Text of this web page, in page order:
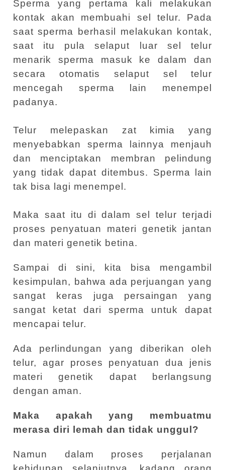
Sperma yang pertama kali melakukan
kontak akan membuahi sel telur. Pada
saat sperma berhasil melakukan kontak,
saat itu pula selaput luar sel telur
menarik sperma masuk ke dalam dan
secara otomatis selaput sel telur
mencegah sperma lain menempel
padanya.
Telur melepaskan zat kimia yang
menyebabkan sperma lainnya menjauh
dan menciptakan membran pelindung
yang tidak dapat ditembus. Sperma lain
tak bisa lagi menempel.
Maka saat itu di dalam sel telur terjadi
proses penyatuan materi genetik jantan
dan materi genetik betina.
Sampai di sini, kita bisa mengambil
kesimpulan, bahwa ada perjuangan yang
sangat keras juga persaingan yang
sangat ketat dari sperma untuk dapat
mencapai telur.
Ada perlindungan yang diberikan oleh
telur, agar proses penyatuan dua jenis
materi genetik dapat berlangsung
dengan aman.
Maka apakah yang membuatmu
merasa diri lemah dan tidak unggul?
Namun dalam proses perjalanan